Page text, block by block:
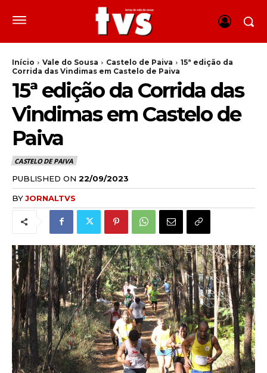
Início Vale do Sousa Castelo de Paiva
15ª edição da
Corrida das Vindimas em Castelo de Paiva
15ª edição da Corrida das
Vindimas em Castelo de
Paiva
CASTELO DE PAIVA
PUBLISHED ON 22/09/2023
BYJORNALTVS